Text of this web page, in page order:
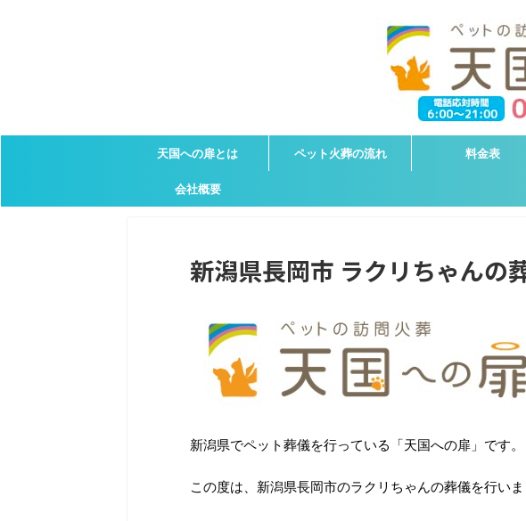
天国への扉とは ペット火葬の流れ 料金表
会社概要
新潟県長岡市 ラクリちゃん
新潟県でペット葬儀を行っている「天国への扉」です。
この度は、新潟県長岡市のラクリちゃんの葬儀を行いま